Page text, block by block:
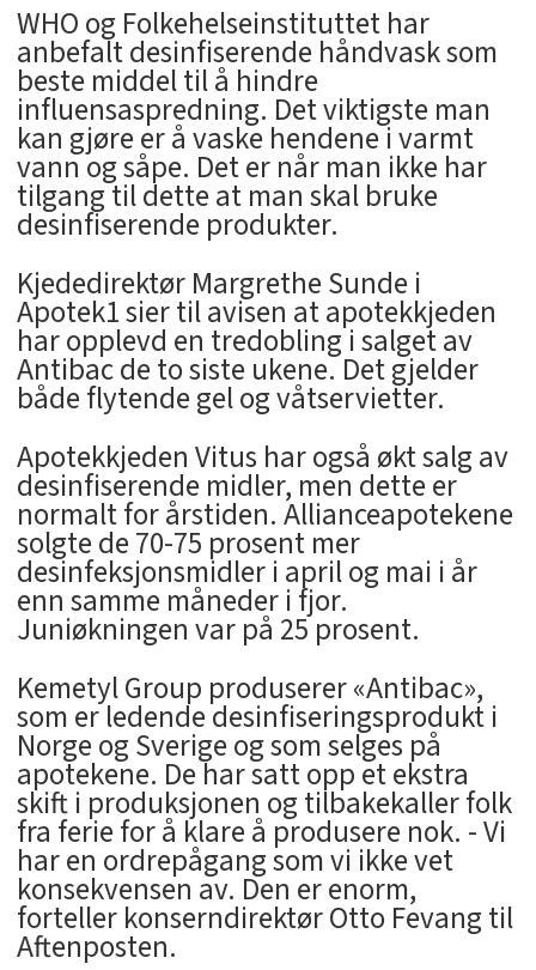
WHO og Folkehelseinstituttet har
anbefalt desinfiserende håndvask som
beste middel til å hindre
influensaspredning. Det viktigste man
kan gjøre er å vaske hendene i varmt
vann og såpe. Det er når man ikke har
tilgang til dette at man skal bruke
desinfiserende produkter.
Kjededirektør Margrethe Sunde i
Apotek1 sier til avisen at apotekkjeden
har opplevd en tredobling i salget av
Antibac de to siste ukene. Det gjelder
både flytende gel og våtservietter.
Apotekkjeden Vitus har også økt salg av
desinfiserende midler, men dette er
normalt for årstiden. Allianceapotekene
solgte de 70-75 prosent mer
desinfeksjonsmidler i april og mai i år
enn samme måneder i fjor.
Juniøkningen var på 25 prosent.
Kemetyl Group produserer «Antibac»,
som er ledende desinfiseringsprodukt i
Norge og Sverige og som selges på
apotekene. De har satt opp et ekstra
skift i produksjonen og tilbakekaller folk
fra ferie for å klare å produsere nok. - Vi
har en ordrepågang som vi ikke vet
konsekvensen av. Den er enorm,
forteller konserndirektør Otto Fevang til
Aftenposten.